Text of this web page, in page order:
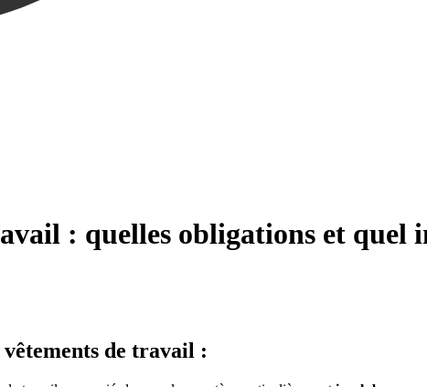
: quelles obligations et quel
de travail :